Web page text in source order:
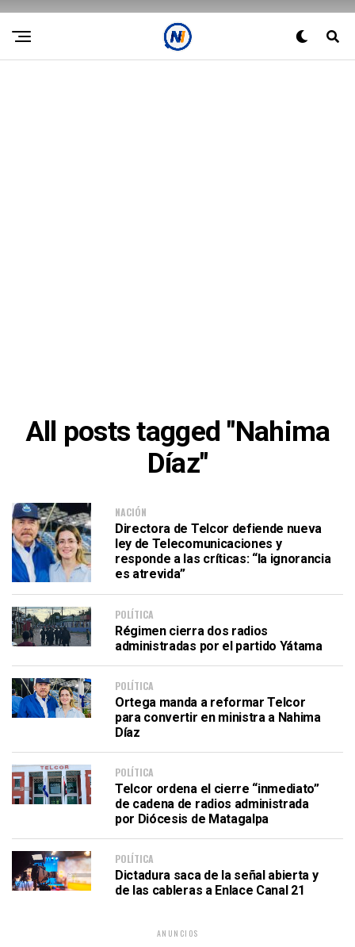
All posts tagged "Nahima
Díaz"
NACIÓN
Directora de Telcor defiende nueva
ley de Telecomunicaciones y
responde a las críticas: “la ignorancia
es atrevida”
POLÍTICA
Régimen cierra dos radios
administradas por el partido Yátama
POLÍTICA
Ortega manda a reformar Telcor
para convertir en ministra a Nahima
Díaz
POLÍTICA
Telcor ordena el cierre “inmediato”
de cadena de radios administrada
por Diócesis de Matagalpa
POLÍTICA
Dictadura saca de la señal abierta y
de las cableras a Enlace Canal 21
ANUNCIOS